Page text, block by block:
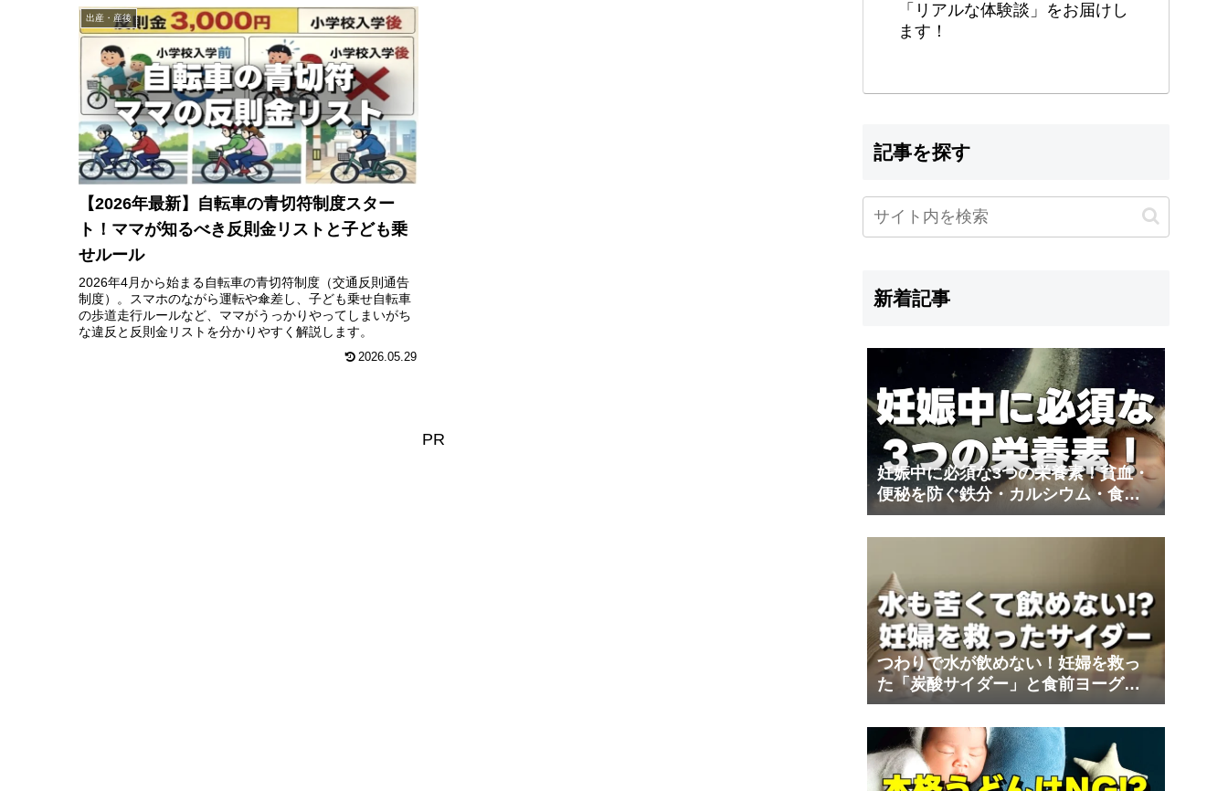
出産・産後
【2026年最新】自転車の青切符制度スター
ト！ママが知るべき反則金リストと子ども乗
せルール
2026年4月から始まる自転車の青切符制度（交通反則通告
制度）。スマホのながら運転や傘差し、子ども乗せ自転車
の歩道走行ルールなど、ママがうっかりやってしまいがち
な違反と反則金リストを分かりやすく解説します。
2026.05.29
PR
「リアルな体験談」をお届けし
ます！
記事を探す
新着記事
妊娠中に必須な3つの栄養素！貧血・
便秘を防ぐ鉄分・カルシウム・食物
繊維｜夫の妊娠体験記③
つわりで水が飲めない！妊婦を救っ
た「炭酸サイダー」と食前ヨーグル
ト｜夫の妊娠体験記⑨